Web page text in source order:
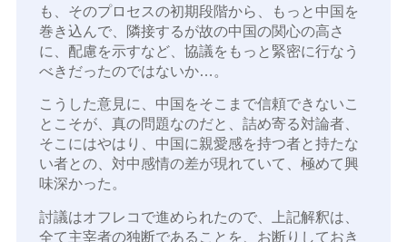
も、そのプロセスの初期段階から、もっと中国を
巻き込んで、隣接するが故の中国の関心の高さ
に、配慮を示すなど、協議をもっと緊密に行なう
べきだったのではないか…。
こうした意見に、中国をそこまで信頼できないこ
とこそが、真の問題なのだと、詰め寄る対論者、
そこにはやはり、中国に親愛感を持つ者と持たな
い者との、対中感情の差が現れていて、極めて興
味深かった。
討議はオフレコで進められたので、上記解釈は、
全て主宰者の独断であることを、お断りしておき